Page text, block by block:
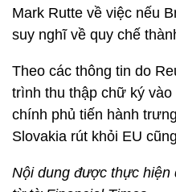
Mark Rutte về việc nếu
suy nghĩ về quy chế
Theo các thông tin do
trình thu thập chữ ký
chính phủ tiến hành
Slovakia rút khỏi EU
Nội dung được thực hiện